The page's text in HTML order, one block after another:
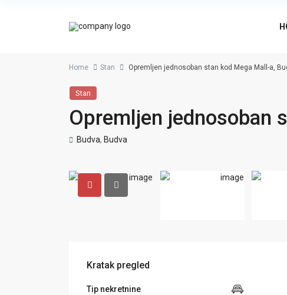
Home Stan Opremljen jednosoban stan kod Mega Mall-a,
Stan
Opremljen jednosoban
Budva, Budva
Kratak pregled
Tip nekretnine